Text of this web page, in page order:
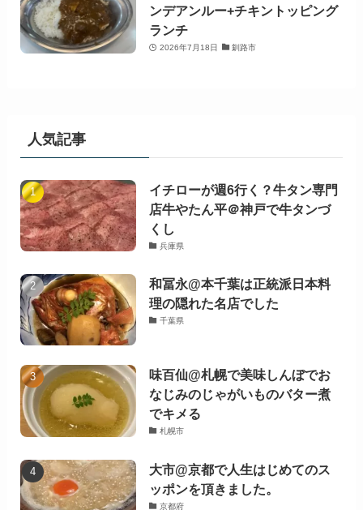
ンデアンルー+チキントッピング
ランチ
2026年7月18日 釧路市
人気記事
イチローが週6行く？牛タン専門
店牛やたん平＠神戸で牛タンづ
くし
兵庫県
和冨永@本千葉は正統派日本料
理の隠れた名店でした
千葉県
味百仙@札幌で美味しんぼでお
なじみのじゃがいものバター煮
でキメる
札幌市
大市@京都で人生はじめてのス
ッポンを頂きました。
京都府